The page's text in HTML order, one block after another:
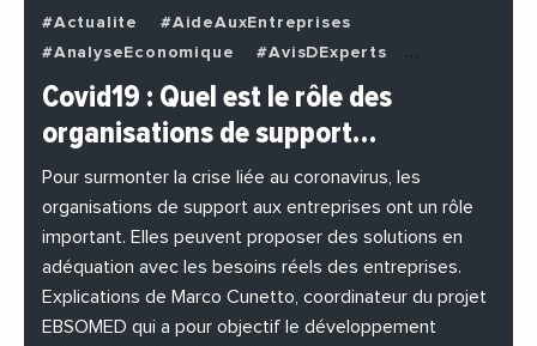
#Actualite
#AideAuxEntreprises
#AnalyseEconomique
#AvisDExperts
#BuzzNews
#Decideurs
#EchangesMediterraneens
#EnDirectDe
#Entreprises
#Institutions
#PhotosEtVideos
Covid19 : Quel est le rôle des
organisations de support…
Pour surmonter la crise liée au coronavirus, les
organisations de support aux entreprises ont un rôle
important. Elles peuvent proposer des solutions en
adéquation avec les besoins réels des entreprises.
Explications de Marco Cunetto, coordinateur du projet
EBSOMED qui a pour objectif le développement